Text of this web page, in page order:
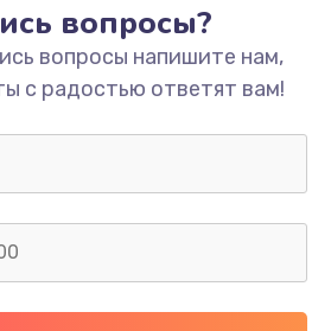
карбюратора
1300 руб.
Заказать
трубки
400 руб.
вопросы?
вопросы напишите нам,
с радостью ответят вам!